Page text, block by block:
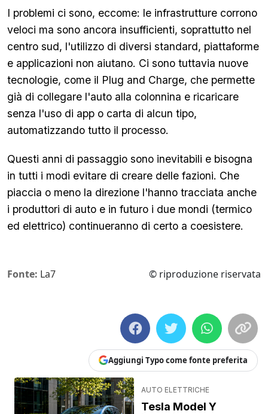
I problemi ci sono, eccome: le infrastrutture corrono
veloci ma sono ancora insufficienti, soprattutto nel
centro sud, l'utilizzo di diversi standard, piattaforme
e applicazioni non aiutano. Ci sono tuttavia nuove
tecnologie, come il Plug and Charge, che permette
già di collegare l'auto alla colonnina e ricaricare
senza l'uso di app o carta di alcun tipo,
automatizzando tutto il processo.
Questi anni di passaggio sono inevitabili e bisogna
in tutti i modi evitare di creare delle fazioni. Che
piaccia o meno la direzione l'hanno tracciata anche
i produttori di auto e in futuro i due mondi (termico
ed elettrico) continueranno di certo a coesistere.
Fonte: La7 © riproduzione riservata
Aggiungi Typo come fonte preferita
AUTO ELETTRICHE
Tesla Model Y